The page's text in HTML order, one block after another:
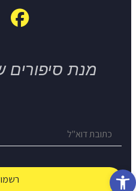
פתח סרגל נגישות
מנת סיפורים